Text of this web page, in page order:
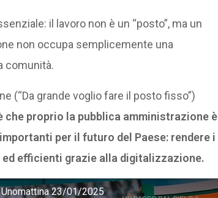
il lavoro non è un “posto”, ma un
non occupa semplicemente una
comunità.
(“Da grande voglio fare il posto fisso”)
che proprio la pubblica amministrazione è
per il futuro del Paese: rendere i
efficienti grazie alla digitalizzazione.
23/01/2025